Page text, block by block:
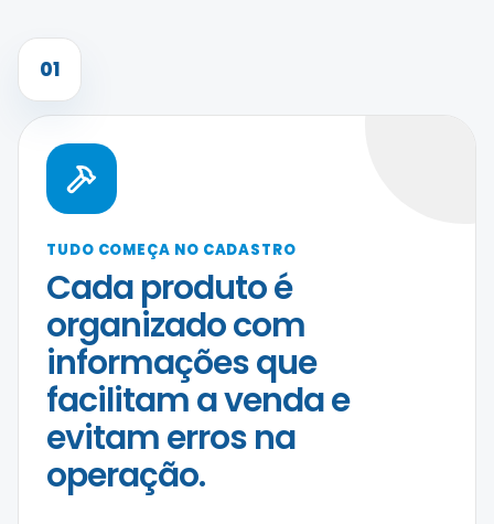
01
TUDO COMEÇA NO CADASTRO
Cada produto é
organizado com
informações que
facilitam a venda e
evitam erros na
operação.